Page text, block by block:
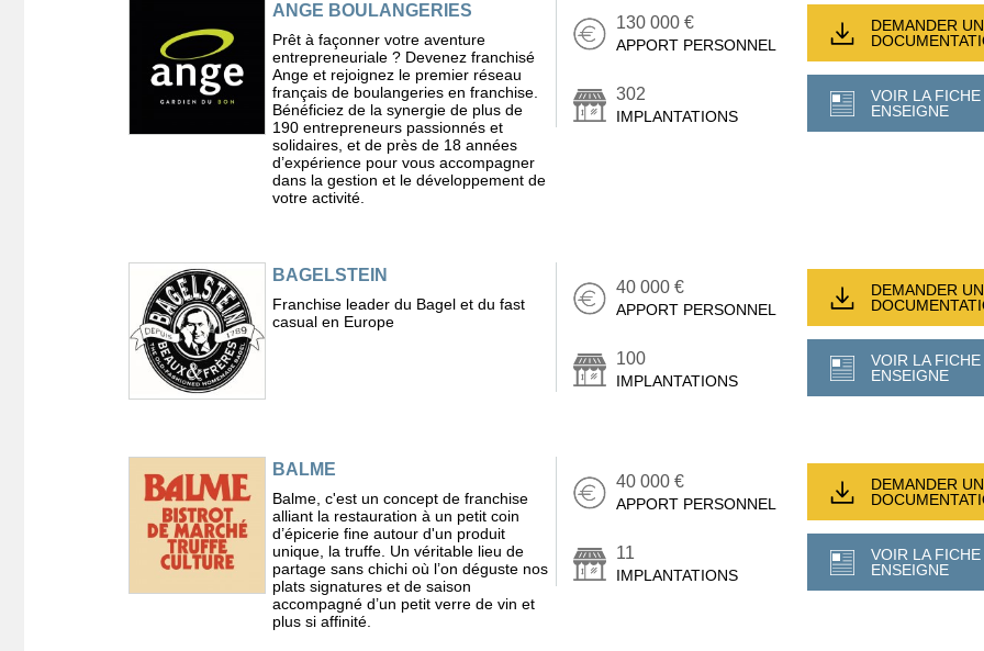
ANGE BOULANGERIES
Prêt à façonner votre aventure
entrepreneuriale ? Devenez franchisé
Ange et rejoignez le premier réseau
français de boulangeries en franchise.
Bénéficiez de la synergie de plus de
190 entrepreneurs passionnés et
solidaires, et de près de 18 années
d’expérience pour vous accompagner
dans la gestion et le développement de
votre activité.
130 000 €
APPORT PERSONNEL
302
IMPLANTATIONS
DEMANDER
VOIR LA FICHE
ENSEIGNE
BAGELSTEIN
Franchise leader du Bagel et du fast
casual en Europe
40 000 €
APPORT PERSONNEL
100
IMPLANTATIONS
DEMANDER
VOIR LA FICHE
ENSEIGNE
BALME
Balme, c'est un concept de franchise
alliant la restauration à un petit coin
d’épicerie fine autour d'un produit
unique, la truffe. Un véritable lieu de
partage sans chichi où l’on déguste nos
plats signatures et de saison
accompagné d’un petit verre de vin et
plus si affinité.
40 000 €
APPORT PERSONNEL
11
IMPLANTATIONS
DEMANDER
VOIR LA FICHE
ENSEIGNE